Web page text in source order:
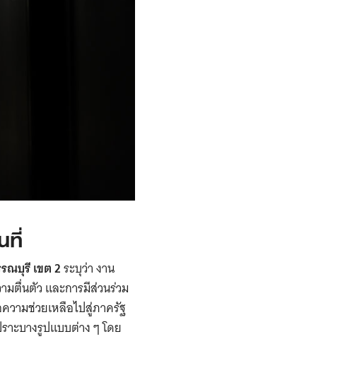
ที่
ณบุรี เขต 2ระบุว่า งาน
มตื่นตัว และการมีส่วนร่วม
วามช่วยเหลือไปสู่ภาครัฐ
ะบางรูปแบบต่าง ๆ โดย